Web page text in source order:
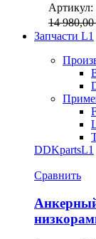
(блок-
Артикул:
14 980,00
Запчасти L1
DDKpartsL1
Сравнить